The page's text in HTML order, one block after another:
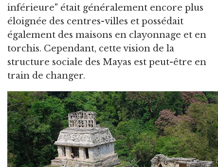
inférieure" était généralement encore plus
éloignée des centres-villes et possédait
également des maisons en clayonnage et en
torchis. Cependant, cette vision de la
structure sociale des Mayas est peut-être en
train de changer.